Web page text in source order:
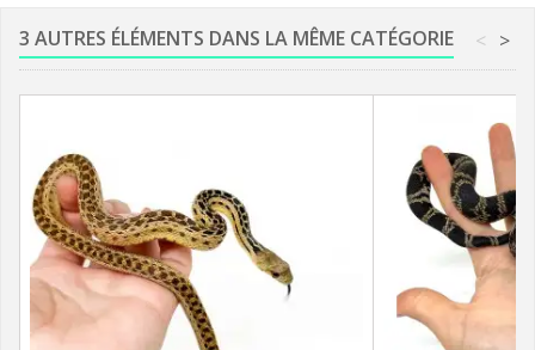
3 AUTRES ÉLÉMENTS DANS LA MÊME CATÉGORIE >
<